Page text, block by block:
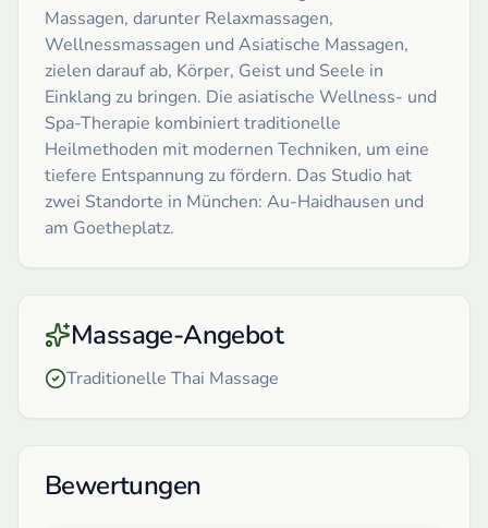
Massagen, darunter Relaxmassagen,
Wellnessmassagen und Asiatische Massagen,
zielen darauf ab, Körper, Geist und Seele in
Einklang zu bringen. Die asiatische Wellness- und
Spa-Therapie kombiniert traditionelle
Heilmethoden mit modernen Techniken, um eine
tiefere Entspannung zu fördern. Das Studio hat
zwei Standorte in München: Au-Haidhausen und
am Goetheplatz.
Massage-Angebot
Traditionelle Thai Massage
Bewertungen